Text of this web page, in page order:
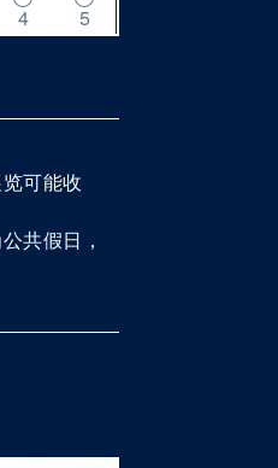
4 5
可能收
共假日，